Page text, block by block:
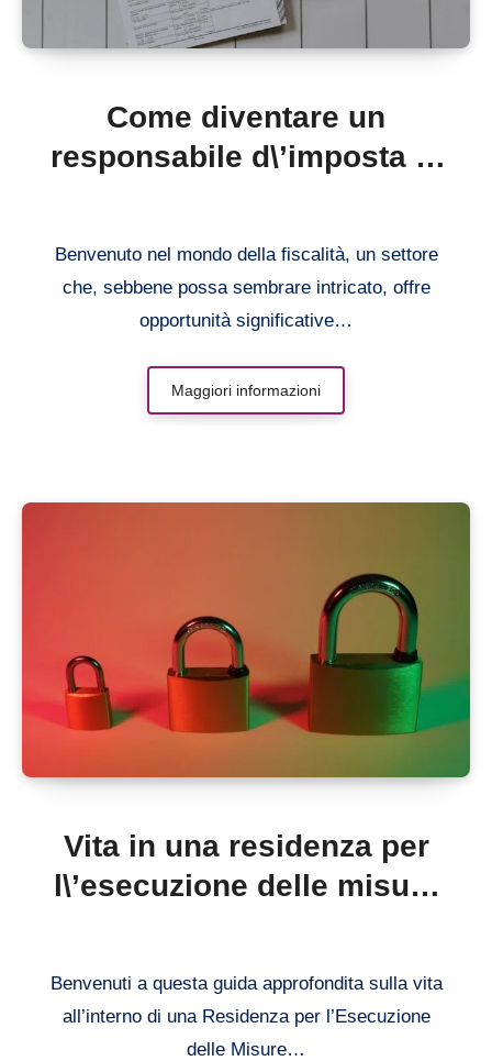
Come diventare un
responsabile d\’imposta di
Benvenuto nel mondo della fiscalità, un settore
che, sebbene possa sembrare intricato, offre
opportunità significative…
Maggiori informazioni
Vita in una residenza per
l\’esecuzione delle misure
Benvenuti a questa guida approfondita sulla vita
all’interno di una Residenza per l’Esecuzione
delle Misure…